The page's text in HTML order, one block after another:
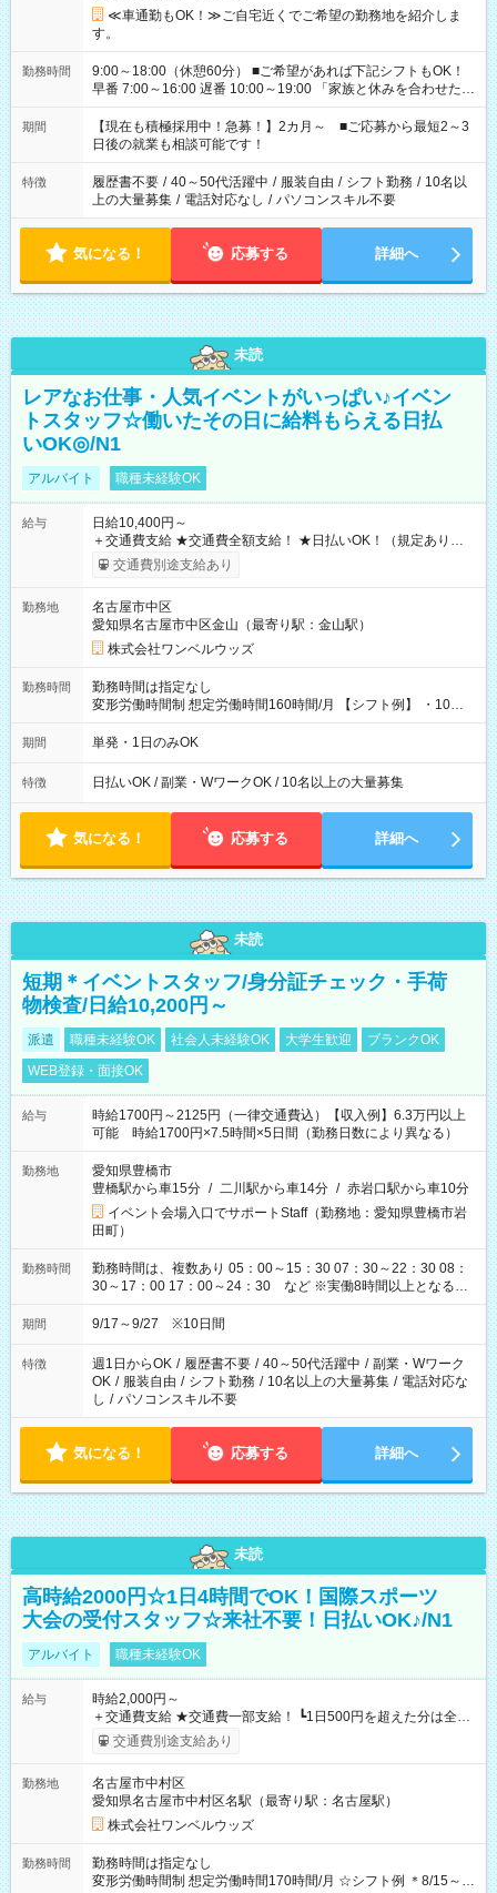
≪車通勤もOK！≫ご自宅近くでご希望の勤務地を紹介しま
す。
勤務時間
9:00～18:00（休憩60分） ■ご希望があれば下記シフトもOK！
早番 7:00～16:00 遅番 10:00～19:00 「家族と休みを合わせた
い」 「余裕を持って夕飯の準備がしたい」 「できれば残業はし
たくない」 など、ご希望を教えてくださいね。 ※Wワーク希望
の方へ 今ご覧のお仕事で希望する勤務時間と、もう1つのお仕事
の勤務時間。 合計で週40時間を超える場合は応募できません。
期間
【現在も積極採用中！急募！】2カ月～ ■ご応募から最短2～3
日後の就業も相談可能です！
特徴 履歴書不要 / 40～50代活躍中 / 服装自由 / シフト勤務 / 10名以
上の大量募集 / 電話対応なし / パソコンスキル不要
気になる！ 応募する 詳細へ
未読
レアなお仕事・人気イベントがいっぱい♪イベン
トスタッフ☆働いたその日に給料もらえる日払
いOK◎/N1
アルバイト 職種未経験OK
給与
日給10,400円～
＋交通費支給 ★交通費全額支給！ ★日払いOK！（規定あり） ┗
働いたその日に現金GET♪ お仕事後はコンビニATMから 日払
交通費別途支給あり
勤務地
名古屋市中区
愛知県名古屋市中区金山（最寄り駅：金山駅）
株式会社ワンベルウッズ
勤務時間
勤務時間は指定なし
変形労働時間制 想定労働時間160時間/月 【シフト例】 ・10：
00～20：00
期間 単発・1日のみOK
特徴 日払いOK / 副業・WワークOK / 10名以上の大量募集
気になる！ 応募する 詳細へ
未読
短期＊イベントスタッフ/身分証チェック・手荷
物検査/日給10,200円～
派遣 職種未経験OK 社会人未経験OK 大学生歓迎
ブランクOK
WEB登録・面接OK
給与
時給1700円～2125円（一律交通費込）【収入例】6.3万円以上
可能 時給1700円×7.5時間×5日間（勤務日数により異なる）
勤務地
愛知県豊橋市
豊橋駅から車15分 / 二川駅から車14分 / 赤岩口駅から車10分
イベント会場入口でサポートStaff（勤務地：愛知県豊橋市岩
田町）
勤務時間
勤務時間は、複数あり 05：00～15：30 07：30～22：30 08：
30～17：00 17：00～24：30 など ※実働8時間以上となる勤
務もあります。 【休憩】60分+他休憩あり 交替で取得します。
安全面に配慮しこまめな休憩があります。
期間 9/17～9/27 ※10日間
特徴 週1日からOK / 履歴書不要 / 40～50代活躍中 / 副業・Wワーク
OK / 服装自由 / シフト勤務 / 10名以上の大量募集 / 電話対応な
し / パソコンスキル不要
気になる！ 応募する 詳細へ
未読
高時給2000円☆1日4時間でOK！国際スポーツ
大会の受付スタッフ☆来社不要！日払いOK♪/N1
アルバイト 職種未経験OK
給与
時給2,000円～
＋交通費支給 ★交通費一部支給！ ┗1日500円を超えた分は全額
支給！ ※往復500円以内の方は自己負担となります ★日払い
OK！（規定あり） ┗働いたその日に現金GET♪ お仕事後はコン
期間なし
交通費別途支給あり
勤務地
名古屋市中村区
愛知県名古屋市中村区名駅（最寄り駅：名古屋駅）
株式会社ワンベルウッズ
勤務時間
勤務時間は指定なし
変形労働時間制 想定労働時間170時間/月 ☆シフト例 ＊8/15～